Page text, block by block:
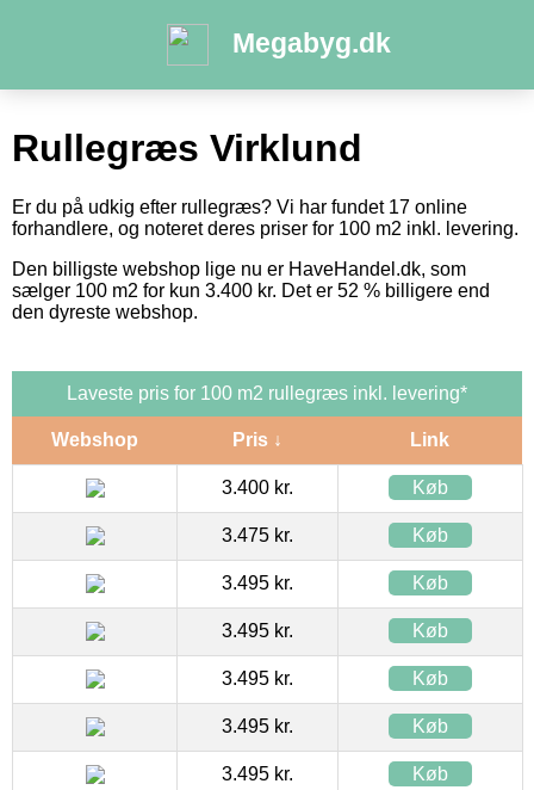
Megabyg.dk
Rullegræs Virklund
Er du på udkig efter rullegræs? Vi har fundet 17 online
forhandlere, og noteret deres priser for 100 m2 inkl. levering.
Den billigste webshop lige nu er HaveHandel.dk, som
sælger 100 m2 for kun 3.400 kr. Det er 52 % billigere end
den dyreste webshop.
Laveste pris for 100 m2 rullegræs inkl. levering*
Webshop Pris ↓ Link
3.400 kr. Køb
3.475 kr. Køb
3.495 kr. Køb
3.495 kr. Køb
3.495 kr. Køb
3.495 kr. Køb
3.495 kr. Køb